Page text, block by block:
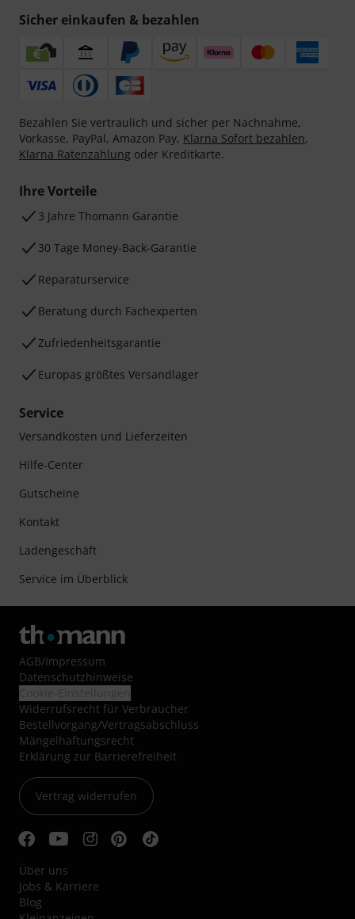
Sicher einkaufen & bezahlen
Bezahlen Sie vertraulich und sicher per Nachnahme,
Vorkasse, PayPal, Amazon Pay, Klarna Sofort bezahlen,
Klarna Ratenzahlung oder Kreditkarte.
Ihre Vorteile
3 Jahre Thomann Garantie
30 Tage Money-Back-Garantie
Reparaturservice
Beratung durch Fachexperten
Zufriedenheitsgarantie
Europas größtes Versandlager
Service
Versandkosten und Lieferzeiten
Hilfe-Center
Gutscheine
Kontakt
Ladengeschäft
Service im Überblick
AGB/Impressum
Datenschutzhinweise
Widerrufsrecht für Verbraucher
Bestellvorgang/Vertragsabschluss
Mängelhaftungsrecht
Erklärung zur Barrierefreiheit
Vertrag widerrufen
Über uns
Jobs & Karriere
Blog